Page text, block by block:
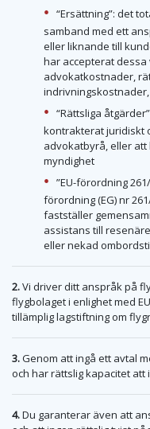
“Ersättning”: det
samband med ett
eller liknande till
har accepterat
advokatkostnader,
“Rättsliga
kontrakterat juridiskt
advokatbyrå, eller
myndighet
”EU-förordning
förordning (EG) nr
fastställer
assistans till
eller nekad
2.Vi driver ditt anspråk på
flygbolaget i enlighet med
tillämplig lagstiftning om
3.Genom att ingå ett avtal
och har rättslig kapacitet att
4.Du garanterar även att